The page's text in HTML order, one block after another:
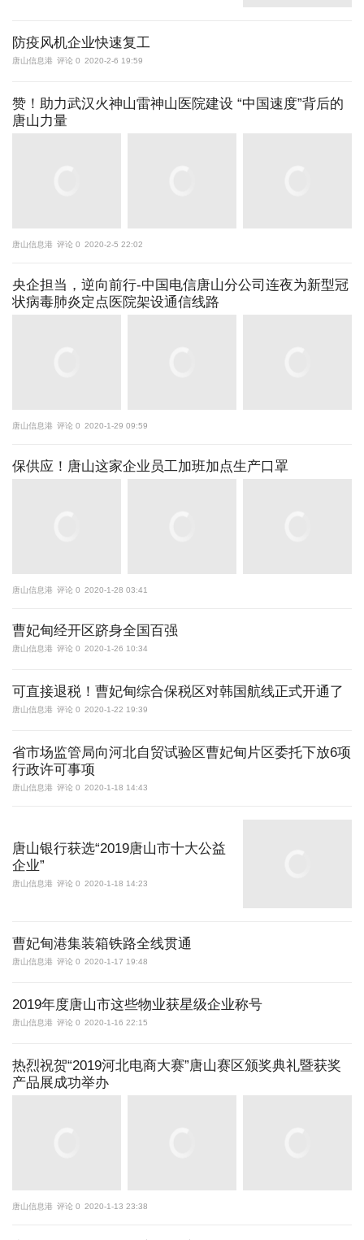
防疫风机企业快速复工
唐山信息港 评论 0 2020-2-6 19:59
赞！助力武汉火神山雷神山医院建设 “中国速度”背后的
唐山力量
唐山信息港 评论 0 2020-2-5 22:02
央企担当，逆向前行-中国电信唐山分公司连夜为新型冠
状病毒肺炎定点医院架设通信线路
唐山信息港 评论 0 2020-1-29 09:59
保供应！唐山这家企业员工加班加点生产口罩
唐山信息港 评论 0 2020-1-28 03:41
曹妃甸经开区跻身全国百强
唐山信息港 评论 0 2020-1-26 10:34
可直接退税！曹妃甸综合保税区对韩国航线正式开通了
唐山信息港 评论 0 2020-1-22 19:39
省市场监管局向河北自贸试验区曹妃甸片区委托下放6项
行政许可事项
唐山信息港 评论 0 2020-1-18 14:43
唐山银行获选“2019唐山市十大公益
企业”
唐山信息港 评论 0 2020-1-18 14:23
曹妃甸港集装箱铁路全线贯通
唐山信息港 评论 0 2020-1-17 19:48
2019年度唐山市这些物业获星级企业称号
唐山信息港 评论 0 2020-1-16 22:15
热烈祝贺“2019河北电商大赛”唐山赛区颁奖典礼暨获奖
产品展成功举办
唐山信息港 评论 0 2020-1-13 23:38